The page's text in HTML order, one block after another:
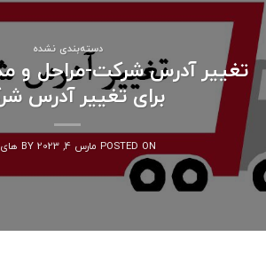
دسته‌بندی نشده
تغییر آدرس شرکت-مراحل و
برای تغییر آدرس
POSTED ON مارس 4, 2023 BY